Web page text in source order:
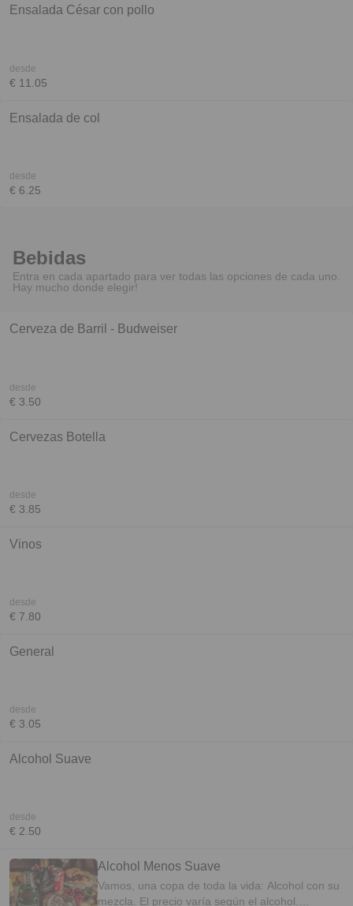
Ensalada César con pollo
desde
€ 11.05
Ensalada de col
desde
€ 6.25
Bebidas
Entra en cada apartado para ver todas las opciones de cada uno.
Hay mucho donde elegir!
Cerveza de Barril - Budweiser
desde
€ 3.50
Cervezas Botella
desde
€ 3.85
Vinos
desde
€ 7.80
General
desde
€ 3.05
Alcohol Suave
desde
€ 2.50
Alcohol Menos Suave
Vamos, una copa de toda la vida: Alcohol con su
mezcla. El precio varía según el alcohol.